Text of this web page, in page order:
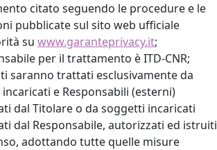
citato seguendo le procedure e le
pubblicate sul sito web ufficiale
su www.garanteprivacy.it;
per il trattamento è ITD-CNR;
saranno trattati esclusivamente da
e Responsabili (esterni)
dal Titolare o da soggetti incaricati
dal Responsabile, autorizzati ed istruiti
adottando tutte quelle misure